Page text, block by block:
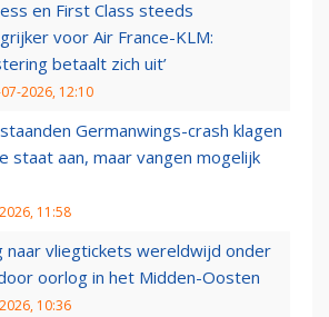
en First Class steeds
voor Air France-KLM:
betaalt zich uit’
2026, 12:10
Germanwings-crash klagen
staat aan, maar vangen mogelijk
11:58
naar vliegtickets wereldwijd onder
oorlog in het Midden-Oosten
10:36